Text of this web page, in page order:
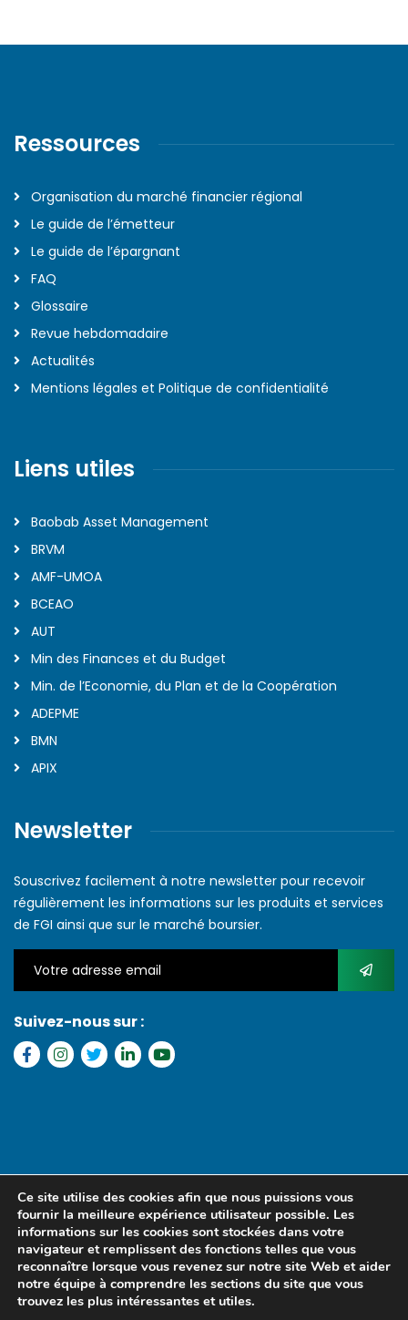
Ressources
Organisation du marché financier régional
Le guide de l’émetteur
Le guide de l’épargnant
FAQ
Glossaire
Revue hebdomadaire
Actualités
Mentions légales et Politique de confidentialité
Liens utiles
Baobab Asset Management
BRVM
AMF-UMOA
BCEAO
AUT
Min des Finances et du Budget
Min. de l’Economie, du Plan et de la Coopération
ADEPME
BMN
APIX
Newsletter
Souscrivez facilement à notre newsletter pour recevoir
régulièrement les informations sur les produits et services
de FGI ainsi que sur le marché boursier.
Suivez-nous sur :
MEDIA SENEGAL
Ce site utilise des cookies afin que nous puissions vous
fournir la meilleure expérience utilisateur possible. Les
informations sur les cookies sont stockées dans votre
navigateur et remplissent des fonctions telles que vous
reconnaître lorsque vous revenez sur notre site Web et aider
notre équipe à comprendre les sections du site que vous
trouvez les plus intéressantes et utiles.